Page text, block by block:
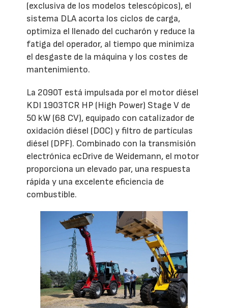
(exclusiva de los modelos telescópicos), el
sistema DLA acorta los ciclos de carga,
optimiza el llenado del cucharón y reduce la
fatiga del operador, al tiempo que minimiza
el desgaste de la máquina y los costes de
mantenimiento.
La 2090T está impulsada por el motor diésel
KDI 1903TCR HP (High Power) Stage V de
50 kW (68 CV), equipado con catalizador de
oxidación diésel (DOC) y filtro de partículas
diésel (DPF). Combinado con la transmisión
electrónica ecDrive de Weidemann, el motor
proporciona un elevado par, una respuesta
rápida y una excelente eficiencia de
combustible.